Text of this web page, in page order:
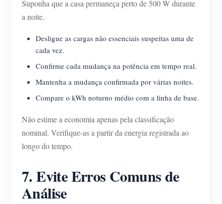
Suponha que a casa permaneça perto de 500 W durante
a noite.
Desligue as cargas não essenciais suspeitas uma de
cada vez.
Confirme cada mudança na potência em tempo real.
Mantenha a mudança confirmada por várias noites.
Compare o kWh noturno médio com a linha de base.
Não estime a economia apenas pela classificação
nominal. Verifique-as a partir da energia registrada ao
longo do tempo.
7. Evite Erros Comuns de
Análise